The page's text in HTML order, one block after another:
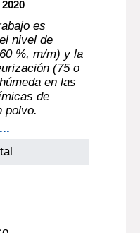
|2020
es
nivel de
%, m/m) y la
(75 o
en las
de
polvo.